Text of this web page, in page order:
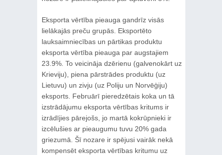
Eksporta vērtība pieauga gandrīz visās
lielākajās preču grupās. Eksportēto
lauksaimniecības un pārtikas produktu
eksporta vērtība pieauga par augstajiem
23.9%. To veicināja dzērienu (galvenokārt uz
Krieviju), piena pārstrādes produktu (uz
Lietuvu) un zivju (uz Poliju un Norvēģiju)
eksports. Februārī pieredzētais koka un tā
izstrādājumu eksporta vērtības kritums ir
izrādījies pārejošs, jo martā kokrūpnieki ir
izcēlušies ar pieaugumu tuvu 20% gada
griezumā. Šī nozare ir spējusi vairāk nekā
kompensēt eksporta vērtības kritumu uz